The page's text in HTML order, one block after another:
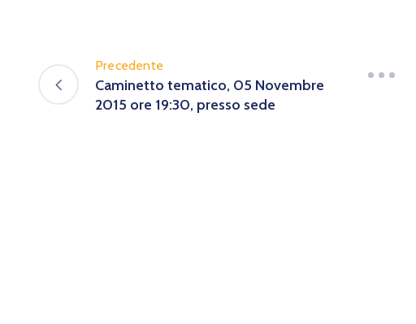
Precedente
Caminetto tematico, 05 Novembre
2015 ore 19:30, presso sede